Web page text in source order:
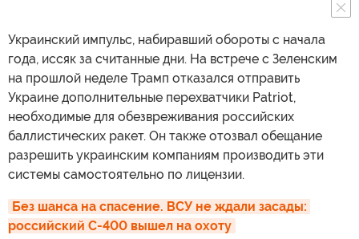
Украинский импульс, набиравший обороты с начала
года, иссяк за считанные дни. На встрече с Зеленским
на прошлой неделе Трамп отказался отправить
Украине дополнительные перехватчики Patriot,
необходимые для обезвреживания российских
баллистических ракет. Он также отозвал обещание
разрешить украинским компаниям производить эти
системы самостоятельно по лицензии.
Без шанса на спасение. ВСУ не ждали засады:
российский С-400 вышел на охоту